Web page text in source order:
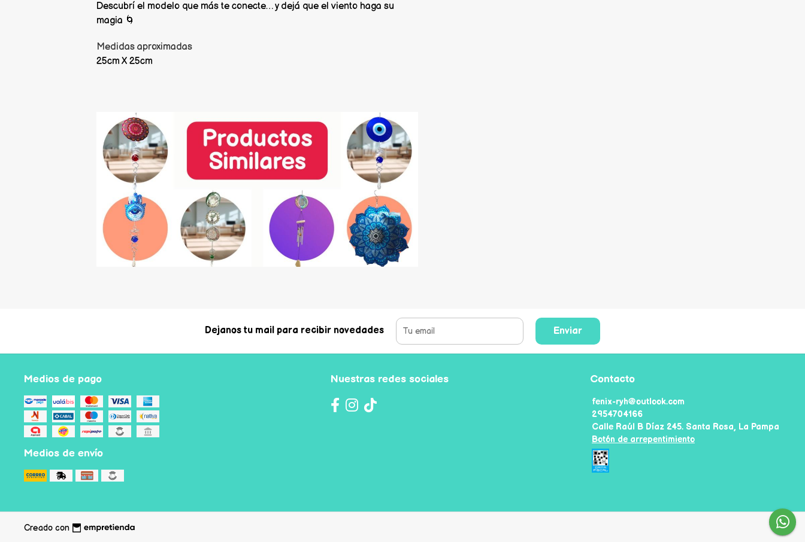
Descubrí el modelo que más te conecte… y dejá que el viento haga su
magia 🌀
Medidas aproximadas
25cm X 25cm
Dejanos tu mail para recibir novedades Enviar
Medios de pago
Medios de envío
Nuestras redes sociales Contacto
fenix-ryh@outlook.com
2954704166
Calle Raúl B Díaz 245. Santa Rosa, La Pampa
Botón de arrepentimiento
Creado con